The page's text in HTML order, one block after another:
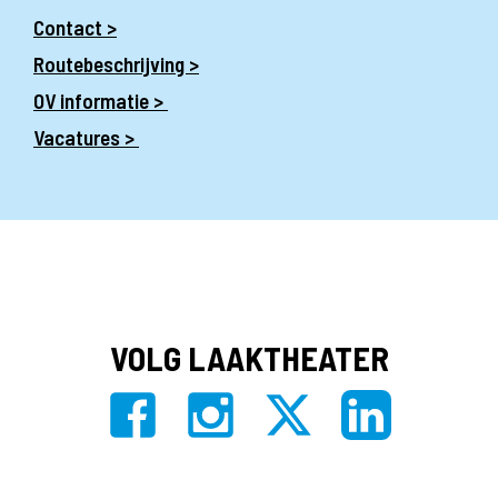
Contact >
Routebeschrijving >
OV informatie >
Vacatures >
VOLG LAAKTHEATER